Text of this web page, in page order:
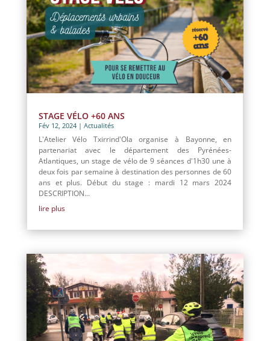
STAGE VÉLO +60 ANS
Fév 12, 2024| Actualités
L'Atelier Vélo Txirrind'Ola organise à Bayonne, en
partenariat avec le département des Pyrénées-
Atlantiques, un stage de vélo de 9 séances d'1h30 une à
deux fois par semaine à destination des personnes de 60
ans et plus. Début du stage : mardi 12 mars 2024
DESCRIPTION...
lire plus